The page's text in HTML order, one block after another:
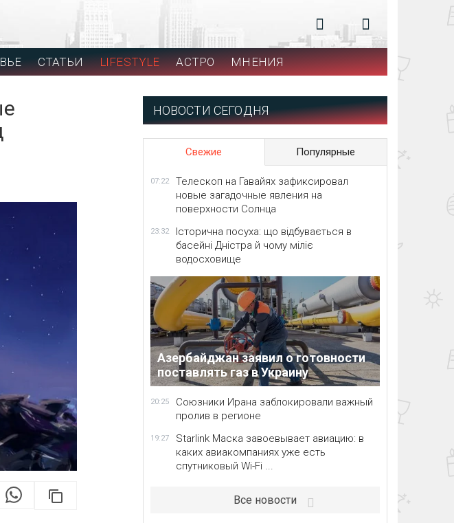
СТАТЬИ LIFESTYLE АСТРО МНЕНИЯ
НОВОСТИ СЕГОДНЯ
Свежие Популярные
07:22
Телескоп на Гавайях зафиксировал
новые загадочные явления на
поверхности Солнца
23:32
Історична посуха: що відбувається в
басейні Дністра й чому міліє
водосховище
Азербайджан заявил о готовности
поставлять газ в Украину
20:25
Союзники Ирана заблокировали важный
пролив в регионе
19:27
Starlink Маска завоевывает авиацию: в
каких авиакомпаниях уже есть
спутниковый Wi-Fi ...
Все новости